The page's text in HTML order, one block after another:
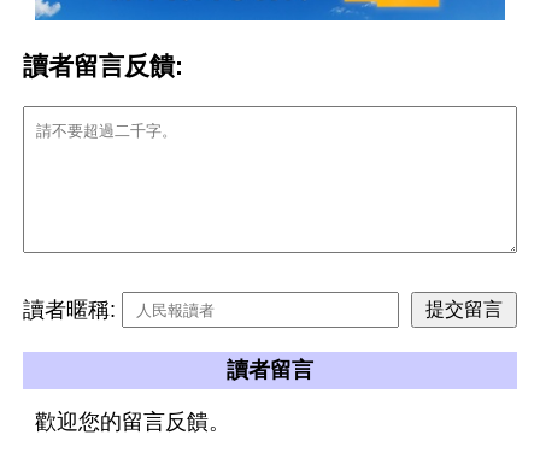
讀者留言反饋:
讀者暱稱:
讀者留言
歡迎您的留言反饋。